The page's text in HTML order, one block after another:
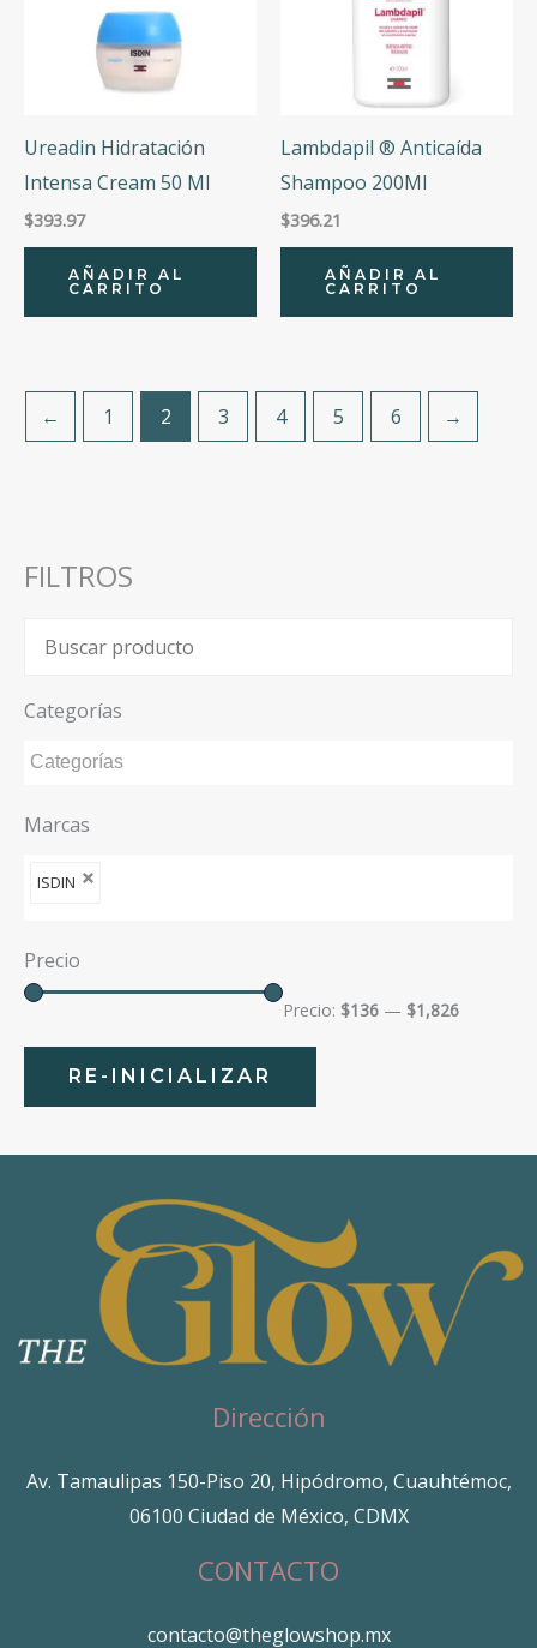
Ureadin Hidratación
Intensa Cream 50 Ml
$393.97
AÑADIR AL
CARRITO
Lambdapil ® Anticaída
Shampoo 200Ml
$396.21
AÑADIR AL
CARRITO
← 1 2 3 4 5 6 →
FILTROS
Categorías
Marcas
ISDIN
Precio
Precio: $136 — $1,826
RE-INICIALIZAR
Dirección
Av. Tamaulipas 150-Piso 20, Hipódromo, Cuauhtémoc,
06100 Ciudad de México, CDMX
CONTACTO
contacto@theglowshop.mx